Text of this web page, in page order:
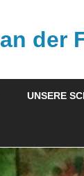
der
UNSERE